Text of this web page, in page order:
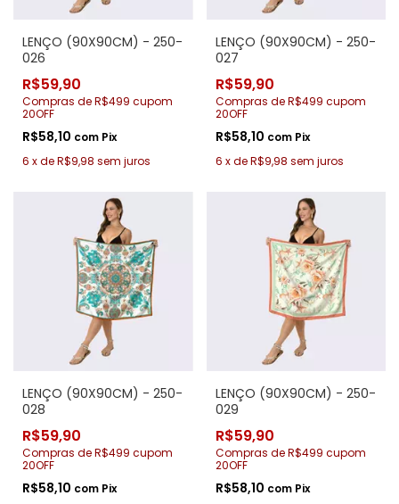
LENÇO (90X90CM) - 250-
026
R$59,90
Compras de R$499 cupom
20OFF
R$58,10 com Pix
6 xdeR$9,98 sem juros
LENÇO (90X90CM) - 250-
027
R$59,90
Compras de R$499 cupom
20OFF
R$58,10 com Pix
6 xdeR$9,98 sem juros
LENÇO (90X90CM) - 250-
028
R$59,90
Compras de R$499 cupom
20OFF
R$58,10 com Pix
LENÇO (90X90CM) - 250-
029
R$59,90
Compras de R$499 cupom
20OFF
R$58,10 com Pix